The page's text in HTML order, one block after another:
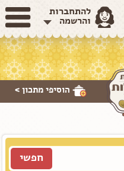
להתחברות
והרשמה
הוסיפי מתכון >